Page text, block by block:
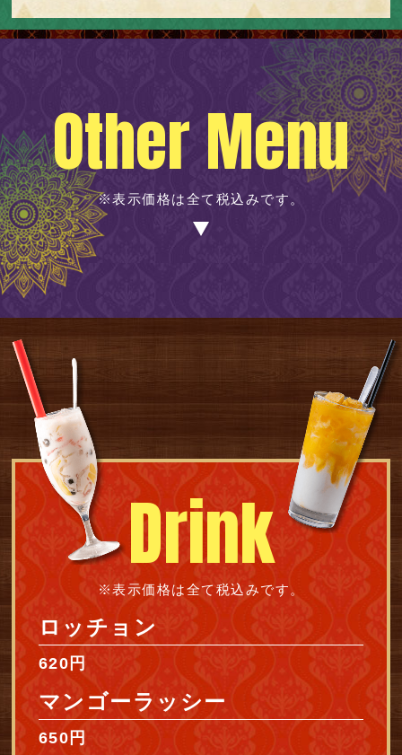
Other Menu
※表示価格は全て税込みです。
Drink
※表示価格は全て税込みです。
ロッチョン
620円
マンゴーラッシー
650円